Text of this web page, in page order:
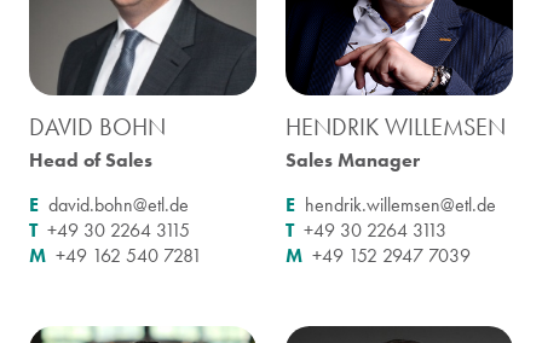
DAVID BOHN
Head of Sales
E david.bohn@etl.de
T +49 30 2264 3115
M +49 162 540 7281
HENDRIK WILLEMSEN
Sales Manager
E hendrik.willemsen@etl.de
T +49 30 2264 3113
M +49 152 2947 7039